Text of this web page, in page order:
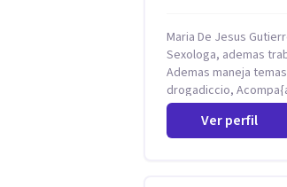
Maria De Jesus Gutierrez Psicologa
Sexologa, ademas
Ademas maneja
drogadiccio, Acompa{amiento en divorcio.
Maneja enfoque
años de
capacitandose en las
Ver perfil